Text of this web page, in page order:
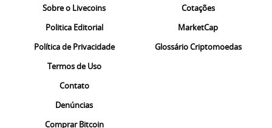
Sobre o Livecoins
Politica Editorial
Política de Privacidade
Termos de Uso
Contato
Denúncias
Comprar Bitcoin
Cotações
MarketCap
Glossário Criptomoedas